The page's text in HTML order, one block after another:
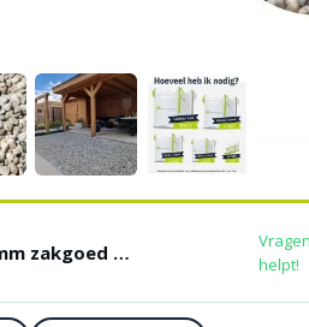
Grind 8-16 mm zakgoed 20 kg
helpt!